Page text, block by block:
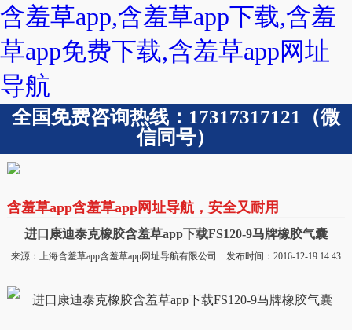
含羞草app,含羞草app下载,含羞
草app免费下载,含羞草app网址
导航
全国免费咨询热线：17317317121（微
信同号）
含羞草app含羞草app网址导航，安全又耐用
进口康迪泰克橡胶含羞草app下载FS120-9马牌橡胶气囊
来源：上海含羞草app含羞草app网址导航有限公司 发布时间：2016-12-19 14:43